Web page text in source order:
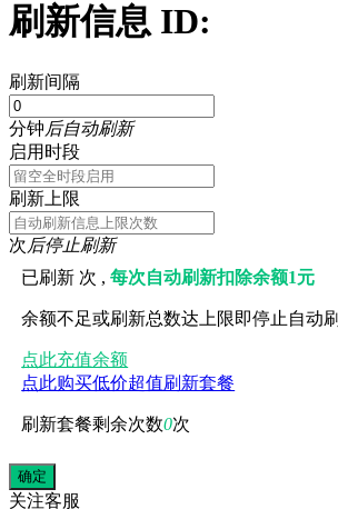
刷新信息 ID:
刷新间隔
分钟后自动刷新
启用时段
刷新上限
次后停止刷新
已刷新 次 ,每次自动刷新扣除余额1元
余额不足或刷新总数达上限即停止自动
点此充值余额
点此购买低价超值刷新套餐
刷新套餐剩余次数0次
关注客服